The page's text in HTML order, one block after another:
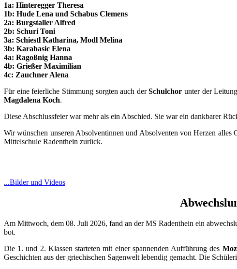
1a: Hinteregger Theresa
1b: Hude Lena und Schabus Clemens
2a: Burgstaller Alfred
2b: Schuri Toni
3a: Schiestl Katharina, Modl Melina
3b: Karabasic Elena
4a: Ragoßnig Hanna
4b: Grießer Maximilian
4c: Zauchner Alena
Für eine feierliche Stimmung sorgten auch derSchulchor unter der
Magdalena Koch.
Diese Abschlussfeier war mehr als ein Abschied. Sie war ein dankbarer
Wir wünschen unseren Absolventinnen und Absolventen von Herzen
Mittelschule Radenthein zurück.
...Bilder und Videos
Am Mittwoch, dem 08. Juli 2026, fand an der MS Radenthein ein
bot.
Die 1. und 2. Klassen starteten mit einer spannenden Aufführung des
Geschichten aus der griechischen Sagenwelt lebendig gemacht. Die